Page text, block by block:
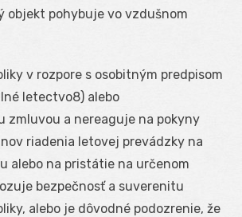
objekt pohybuje vo vzdušnom
v rozpore s osobitným predpisom
letectvo8) alebo
zmluvou a nereaguje na pokyny
riadenia letovej prevádzky na
alebo na pristátie na určenom
bezpečnosť a suverenitu
alebo je dôvodné podozrenie, že